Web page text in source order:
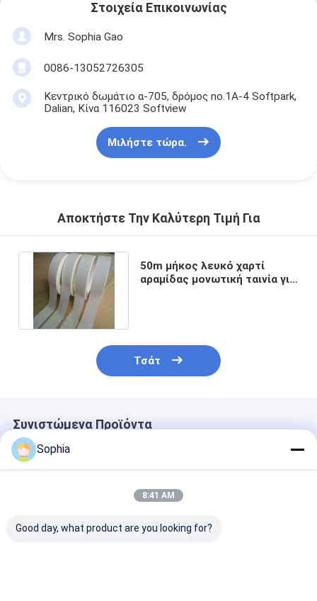
Στοιχεία Επικοινωνίας
Mrs. Sophia Gao
0086-13052726305
Κεντρικό δωμάτιο α-705, δρόμος no.1A-4 Softpark,
Dalian, Κίνα 116023 Softview
Μιλήστε τώρα.
Αποκτήστε Την Καλύτερη Τιμή Για
50m μήκος λευκό χαρτί
αραμίδας μονωτική ταινία για
Τσάτ
Συνιστώμενα Προϊόντα
Sophia
8:41 AM
Good day, what product are you looking for?